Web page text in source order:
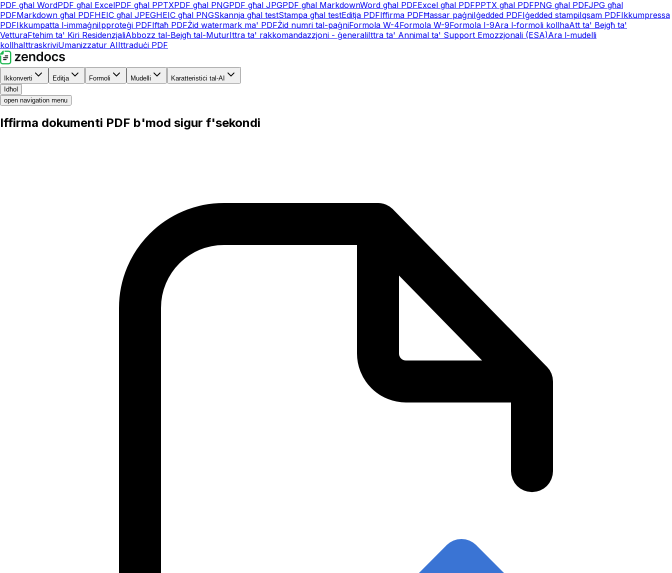
PDF għal WordPDF għal ExcelPDF għal PPTXPDF għal PNGPDF għal JPGPDF għal MarkdownWord għal PDFExcel għal PDFPPTX għal PDFPNG għal PDFJPG għal
PDFMarkdown għal PDFHEIC għal JPEGHEIC għal PNGSkannja għal testStampa għal testEditja PDFIffirma PDFĦassar paġniIġedded PDFIġedded stampiIqsam PDFIkkumpressa
PDFIkkumpatta l-immaġniIpproteġi PDFIftaħ PDFŻid watermark ma' PDFŻid numri tal-paġniFormola W-4Formola W-9Formola I-9Ara l-formoli kollhaAtt ta' Bejgħ ta'
VetturaFtehim ta' Kiri ResidenzjaliAbbozz tal-Bejgħ tal-MuturIttra ta' rakkomandazzjoni - ġeneraliIttra ta' Annimal ta' Support Emozzjonali (ESA)Ara l-mudelli
kollhaIttraskriviUmanizzatur AIIttraduċi PDF
Ikkonverti Editja Formoli Mudelli
Karatteristiċi tal-AI
Idħol
open navigation menu
Iffirma dokumenti PDF b'mod sigur f'sekondi